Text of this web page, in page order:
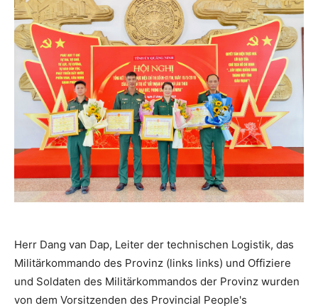
Herr Dang van Dap, Leiter der technischen Logistik, das
Militärkommando des Provinz (links links) und Offiziere
und Soldaten des Militärkommandos der Provinz wurden
von dem Vorsitzenden des Provincial People's